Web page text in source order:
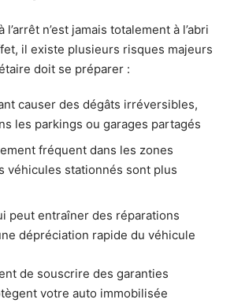
n’est jamais totalement à l’abri
il existe plusieurs risques majeurs
doit se préparer :
causer des dégâts irréversibles,
les parkings ou garages partagés
fréquent dans les zones
véhicules stationnés sont plus
peut entraîner des réparations
dépréciation rapide du véhicule
de souscrire des garanties
votre auto immobilisée